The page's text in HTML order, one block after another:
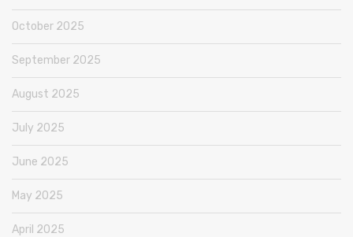
October 2025
September 2025
August 2025
July 2025
June 2025
May 2025
April 2025